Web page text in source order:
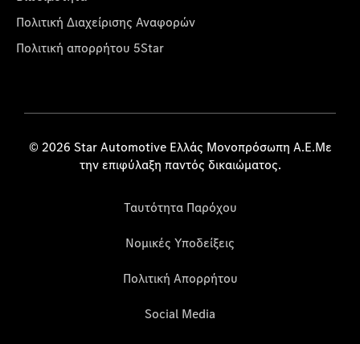
Πολιτική Διαχείρισης Αναφορών
Πολιτική απορρήτου 5Star
© 2026 Star Automotive Ελλάς Μονοπρόσωπη Α.Ε.Με
την επιφύλαξη παντός δικαιώματος.
Ταυτότητα Παρόχου
Νομικές Υποδείξεις
Πολιτική Απορρήτου
Social Media